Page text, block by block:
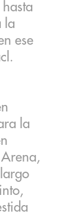
la
ese
la